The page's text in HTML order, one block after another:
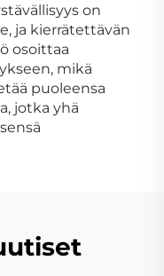
on
ja kierrätettävän
osoittaa
mikä
puoleensa
jotka yhä